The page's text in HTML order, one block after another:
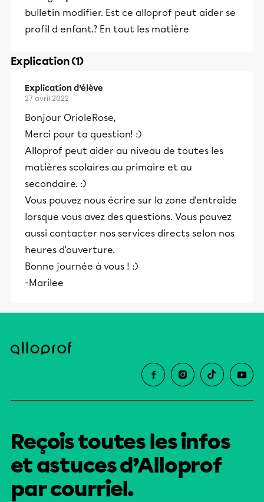
bulletin modifier. Est ce alloprof peut aider se
profil d enfant.? En tout les matière
Explication (1)
Explication d’élève
27 avril 2022
Bonjour OrioleRose,
Merci pour ta question! :)
Alloprof peut aider au niveau de toutes les
matières scolaires au primaire et au
secondaire. :)
Vous pouvez nous écrire sur la zone d'entraide
lorsque vous avez des questions. Vous pouvez
aussi contacter nos services directs selon nos
heures d'ouverture.
Bonne journée à vous ! :)
-Marilee
Reçois toutes les infos
et astuces d’Alloprof
par courriel.